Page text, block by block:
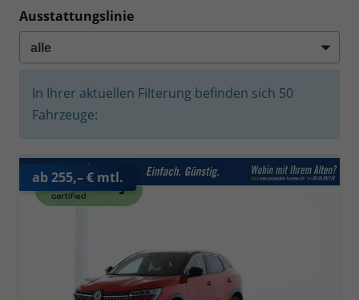
Ausstattungslinie
In Ihrer aktuellen Filterung befinden sich 50
Fahrzeuge:
ab 255,– € mtl.